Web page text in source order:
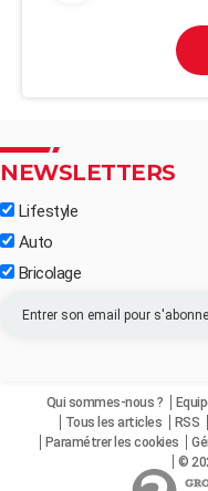
NEWSLETTERS
Lifestyle
Auto
Bricolage
Qui sommes-nous ?
Tous les articles
RSS
Paramétrer les cookies
©